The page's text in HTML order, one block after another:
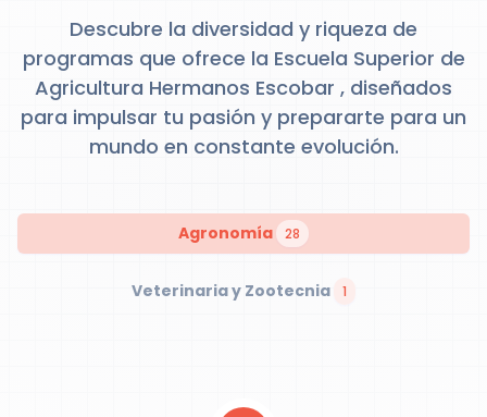
Descubre la diversidad y riqueza de
programas que ofrece la Escuela Superior de
Agricultura Hermanos Escobar , diseñados
para impulsar tu pasión y prepararte para un
mundo en constante evolución.
Agronomía 28
Veterinaria y Zootecnia 1